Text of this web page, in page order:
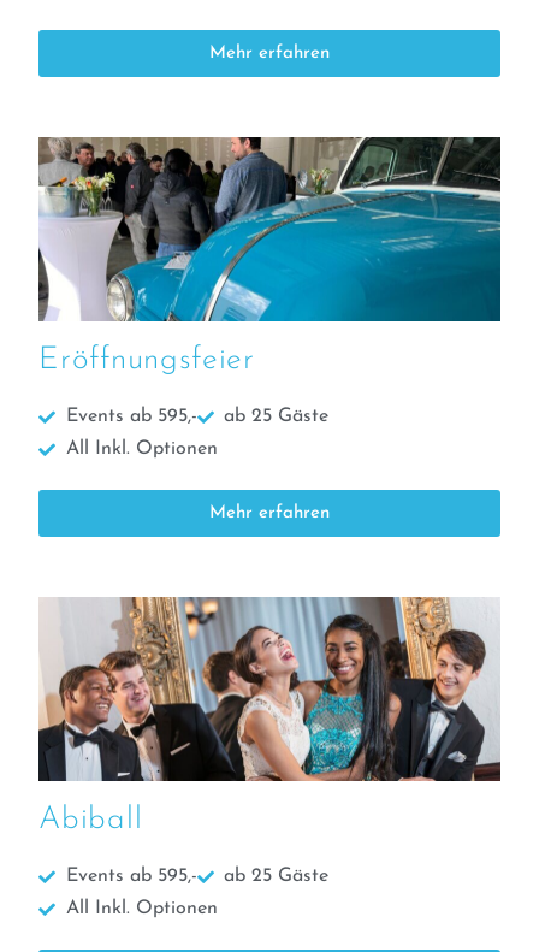
Mehr erfahren
Eröffnungsfeier
Events ab 595,-
ab 25 Gäste
All Inkl. Optionen
Mehr erfahren
Abiball
Events ab 595,-
ab 25 Gäste
All Inkl. Optionen